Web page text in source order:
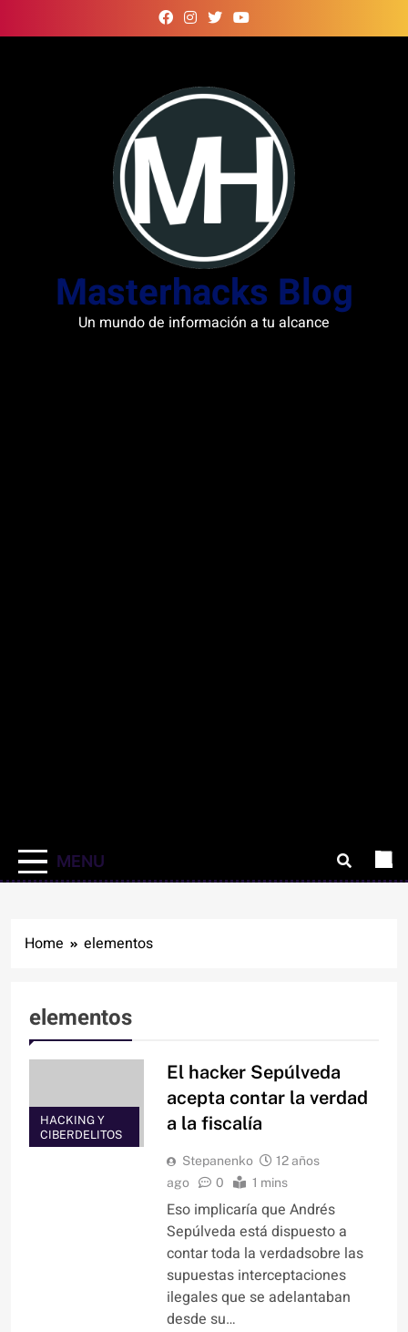
to
Masterhacks Blog
Un mundo de información a tu alcance
MENU
Home elementos
elementos
HACKING Y
CIBERDELITOS
El hacker Sepúlveda
acepta contar la verdad
a la fiscalía
Stepanenko
12 años
ago
0 1 mins
Eso implicaría que Andrés
Sepúlveda está dispuesto a
contar toda la verdadsobre las
supuestas interceptaciones
ilegales que se adelantaban
desde su…